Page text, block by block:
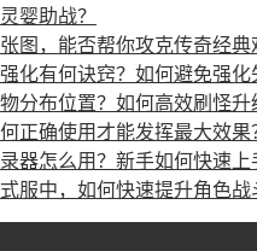
婴助战？
图，能否帮你攻克传奇经典
化有何诀窍？如何避免强化
分布位置？如何高效刷怪升
正确使用才能发挥最大效果
器怎么用？新手如何快速上
服中，如何快速提升角色战